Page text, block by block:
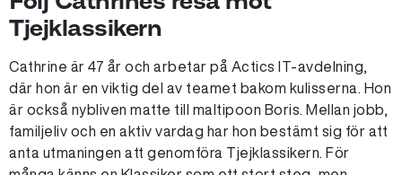
Tjejklassikern
Cathrine är 47 år och arbetar på Actics IT-avdelning,
där hon är en viktig del av teamet bakom kulisserna. Hon
är också nybliven matte till maltipoon Boris. Mellan jobb,
familjeliv och en aktiv vardag har hon bestämt sig för att
anta utmaningen att genomföra Tjejklassikern. För